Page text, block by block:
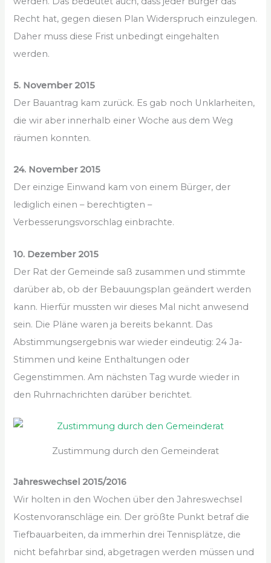
Recht hat, gegen diesen Plan Widerspruch einzulegen.
Daher muss diese Frist unbedingt eingehalten
werden.
5. November 2015
Der Bauantrag kam zurück. Es gab noch Unklarheiten,
die wir aber innerhalb einer Woche aus dem Weg
räumen konnten.
24. November 2015
Der einzige Einwand kam von einem Bürger, der
lediglich einen – berechtigten –
Verbesserungsvorschlag einbrachte.
10. Dezember 2015
Der Rat der Gemeinde saß zusammen und stimmte
darüber ab, ob der Bebauungsplan geändert werden
kann. Hierfür mussten wir dieses Mal nicht anwesend
sein. Die Pläne waren ja bereits bekannt. Das
Abstimmungsergebnis war wieder eindeutig: 24 Ja-
Stimmen und keine Enthaltungen oder
Gegenstimmen. Am nächsten Tag wurde wieder in
den Ruhrnachrichten darüber berichtet.
Zustimmung durch den Gemeinderat
Jahreswechsel 2015/2016
Wir holten in den Wochen über den Jahreswechsel
Kostenvoranschläge ein. Der größte Punkt betraf die
Tiefbauarbeiten, da immerhin drei Tennisplätze, die
nicht befahrbar sind, abgetragen werden müssen und